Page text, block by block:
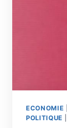
ECONOMIE
POLITIQUE